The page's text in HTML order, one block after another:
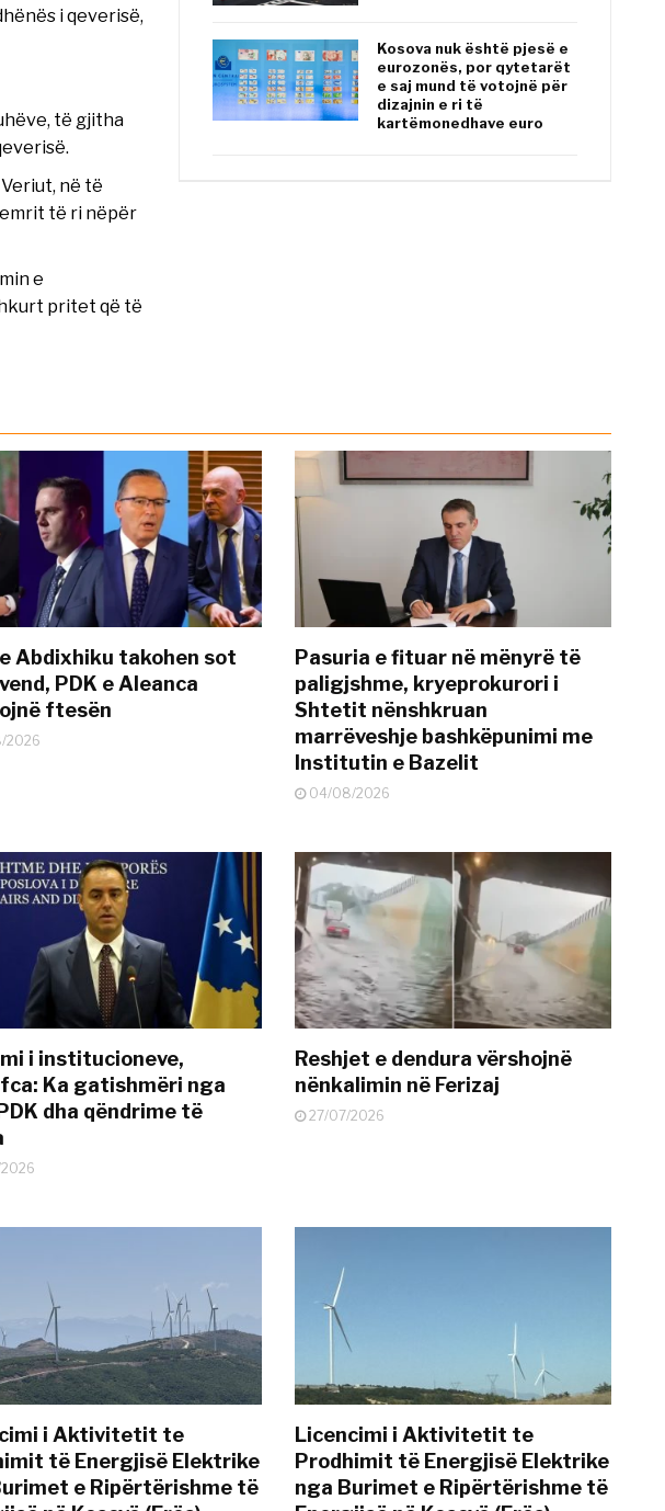
i qeverisë,
të gjitha
në të
të ri nëpër
e
pritet që të
Kosova nuk është pjesë e
eurozonës, por qytetarët
e saj mund të votojnë për
dizajnin e ri të
kartëmonedhave euro
Abdixhiku takohen sot
PDK e Aleanca
ftesën
Pasuria e fituar në mënyrë të
paligjshme, kryeprokurori i
Shtetit nënshkruan
marrëveshje bashkëpunimi me
Institutin e Bazelit
04/08/2026
i institucioneve,
Ka gatishmëri nga
dha qëndrime të
Reshjet e dendura vërshojnë
nënkalimin në Ferizaj
27/07/2026
i Aktivitetit te
të Energjisë Elektrike
e Ripërtërishme të
Licencimi i Aktivitetit te
Prodhimit të Energjisë Elektrike
nga Burimet e Ripërtërishme të